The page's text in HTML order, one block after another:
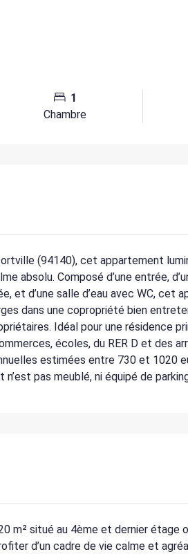
1
Chambre
(94140), cet appartement
absolu. Composé d’une entrée,
et d’une salle d’eau avec WC,
dans une copropriété bien
Idéal pour une résidence
écoles, du RER D et des
estimées entre 730 et 1020
pas meublé, ni équipé de
m² situé au 4ème et dernier étage
d’un cadre de vie calme et